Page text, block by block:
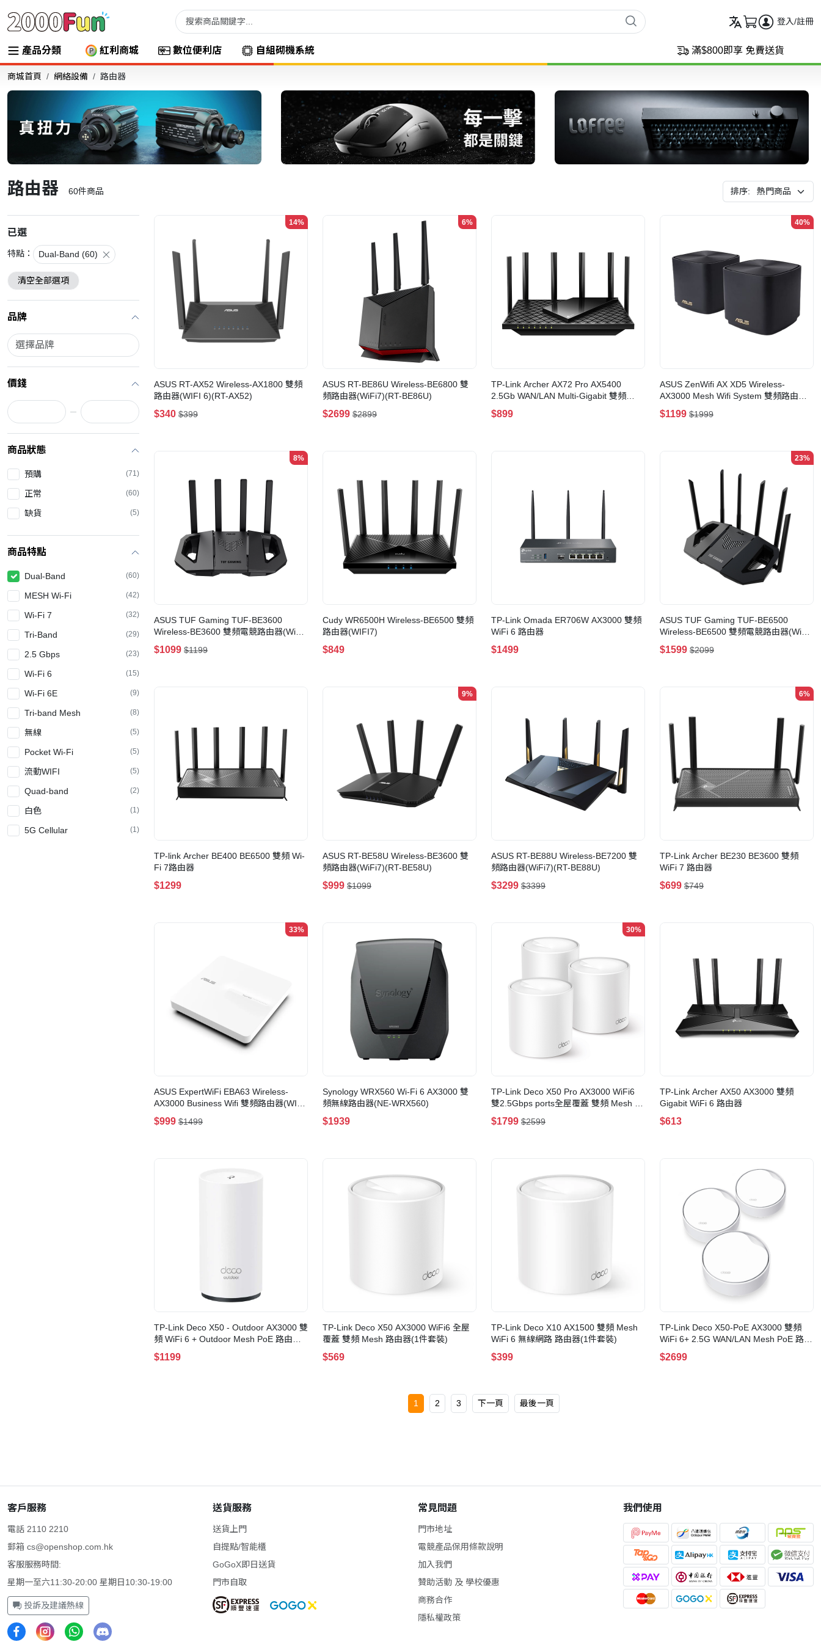
登入/註冊
產品分類 紅利商城 數位便利店 自組砌機系統 滿$800即享 免費送貨
商城首頁 網絡設備 路由器
路由器 60件商品 排序:
已選
特點： Dual-Band (60)
清空全部選項
品牌
價錢
商品狀態
預購 (71)
正常 (60)
缺貨 (5)
商品特點
Dual-Band (60)
MESH Wi-Fi (42)
Wi-Fi 7 (32)
Tri-Band (29)
2.5 Gbps (23)
Wi-Fi 6 (15)
Wi-Fi 6E (9)
Tri-band Mesh (8)
無線 (5)
Pocket Wi-Fi (5)
流動WIFI (5)
Quad-band (2)
白色 (1)
5G Cellular (1)
14%
ASUS RT-AX52 Wireless-AX1800 雙頻
路由器(WIFI 6)(RT-AX52)
$340 $399
6%
ASUS RT-BE86U Wireless-BE6800 雙
頻路由器(WiFi7)(RT-BE86U)
$2699 $2899
TP-Link Archer AX72 Pro AX5400
2.5Gb WAN/LAN Multi-Gigabit 雙頻
WiFi 6 路由器
$899
40%
ASUS ZenWifi AX XD5 Wireless-
AX3000 Mesh Wifi System 雙頻路由器
(WIFI 6)(黑色-2 Pack)
$1199 $1999
8%
ASUS TUF Gaming TUF-BE3600
Wireless-BE3600 雙頻電競路由器(WiFi
7)
$1099 $1199
Cudy WR6500H Wireless-BE6500 雙頻
路由器(WIFI7)
$849
TP-Link Omada ER706W AX3000 雙頻
WiFi 6 路由器
$1499
23%
ASUS TUF Gaming TUF-BE6500
Wireless-BE6500 雙頻電競路由器(WiFi
7)(TUF-BE6500)
$1599 $2099
TP-link Archer BE400 BE6500 雙頻 Wi-
Fi 7路由器
$1299
9%
ASUS RT-BE58U Wireless-BE3600 雙
頻路由器(WiFi7)(RT-BE58U)
$999 $1099
ASUS RT-BE88U Wireless-BE7200 雙
頻路由器(WiFi7)(RT-BE88U)
$3299 $3399
6%
TP-Link Archer BE230 BE3600 雙頻
WiFi 7 路由器
$699 $749
33%
ASUS ExpertWiFi EBA63 Wireless-
AX3000 Business Wifi 雙頻路由器(WIFI
6)(EBA63)
$999 $1499
Synology WRX560 Wi-Fi 6 AX3000 雙
頻無線路由器(NE-WRX560)
$1939
30%
TP-Link Deco X50 Pro AX3000 WiFi6
雙2.5Gbps ports全屋覆蓋 雙頻 Mesh 路
由器(3件套裝)
$1799 $2599
TP-Link Archer AX50 AX3000 雙頻
Gigabit WiFi 6 路由器
$613
TP-Link Deco X50 - Outdoor AX3000 雙
頻 WiFi 6 + Outdoor Mesh PoE 路由器
(1件套裝)
$1199
TP-Link Deco X50 AX3000 WiFi6 全屋
覆蓋 雙頻 Mesh 路由器(1件套裝)
$569
TP-Link Deco X10 AX1500 雙頻 Mesh
WiFi 6 無線網路 路由器(1件套裝)
$399
TP-Link Deco X50-PoE AX3000 雙頻
WiFi 6+ 2.5G WAN/LAN Mesh PoE 路由
器(3件套裝)
$2699
1 2 3 下一頁 最後一頁
客戶服務
電話 2110 2210
郵箱 cs@openshop.com.hk
客服服務時間:
星期一至六11:30-20:00 星期日10:30-19:00
投訴及建議熱線
送貨服務
送貨上門
自提點/智能櫃
GoGoX即日送貨
門市自取
常見問題
門市地址
電競產品保用條款說明
加入我們
贊助活動 及 學校優惠
商務合作
隱私權政策
我們使用